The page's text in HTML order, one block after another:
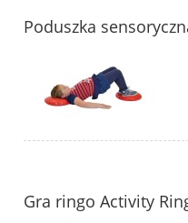
Poduszka
Gra ringo Activity